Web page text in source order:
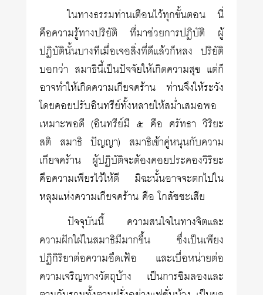
ในทางธรรมท่านเตือนไว้ทุกขั้นตอน นี่
คือความรู้ทางปริยัติ ที่มาช่วยการปฏิบัติ ผู้
ปฏิบัตินั้นบางทีเมื่อเจอสิ่งที่ดีแล้วก็หลง ปริยัติ
บอกว่า สมาธินี้เป็นปัจจัยให้เกิดความสุข แต่ก็
อาจทำให้เกิดความเกียจคร้าน ท่านจึงให้ระวัง
โดยคอยปรับอินทรีย์ทั้งหลายให้สม่ำเสมอพอ
เหมาะพอดี(อินทรีย์มี ๕ คือ ศรัทธา วิริยะ
สติ สมาธิ ปัญญา) สมาธิเข้าคู่หนุนกับความ
เกียจคร้าน ผู้ปฏิบัติจะต้องคอยประคองวิริยะ
คือความเพียรไว้ให้ดี มิฉะนั้นอาจจะตกไปใน
หลุมแห่งความเกียจคร้าน คือ โกสัชชะเสีย
ปัจจุบันนี้ ความสนใจในทางจิตและ
ความฝักใฝ่ในสมาธิมีมากขึ้น ซึ่งเป็นเพียง
ปฏิกิริยาต่อความอืดเฟ้อ และเบื่อหน่ายต่อ
ความเจริญทางวัตถุบ้าง เป็นการชิมลองและ